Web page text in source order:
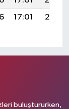
17:01 20:01
buluştururken,